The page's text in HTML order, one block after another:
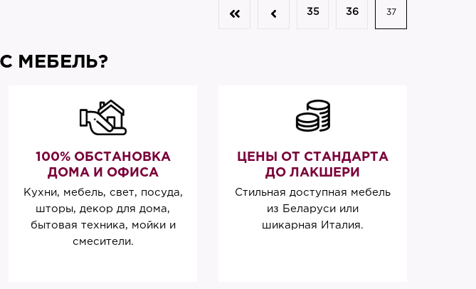
35 36 37
МЕБЕЛЬ?
100% ОБСТАНОВКА
ДОМА И ОФИСА
Кухни, мебель, свет, посуда,
шторы, декор для дома,
бытовая техника, мойки и
смесители.
ЦЕНЫ ОТ СТАНДАРТА
ДО ЛАКШЕРИ
Стильная доступная мебель
из Беларуси или
шикарная Италия.